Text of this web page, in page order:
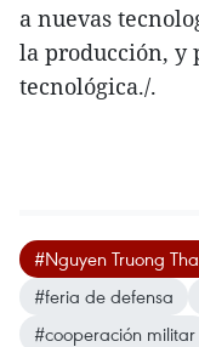
a nuevas
la producción, y
tecnológica./.
#Nguyen Truong
#feria de defensa
#cooperación militar